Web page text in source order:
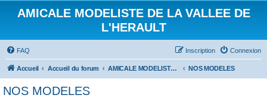
AMICALE MODELISTE DE LA VALLEE DE
L'HERAULT
FAQ Connexion
Inscription
Accueil Accueil du forum AMICALE MODELISTE DE LA VALLEE DE L'HERAULT NOS MODELES
NOS MODELES